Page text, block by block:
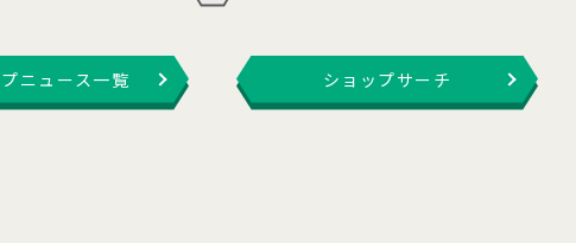
ニュース一覧 ショップサーチ